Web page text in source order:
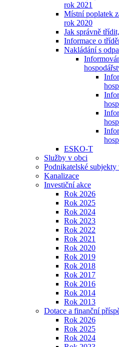
rok 2021
Místní poplatek
rok 2020
Jak správně
Informace o
Nakládání s
ESKO-T
Služby v obci
Podnikatelské subjekty
Kanalizace
Investiční akce
Rok 2026
Rok 2025
Rok 2024
Rok 2023
Rok 2022
Rok 2021
Rok 2020
Rok 2019
Rok 2018
Rok 2017
Rok 2016
Rok 2014
Rok 2013
Dotace a finanční
Rok 2026
Rok 2025
Rok 2024